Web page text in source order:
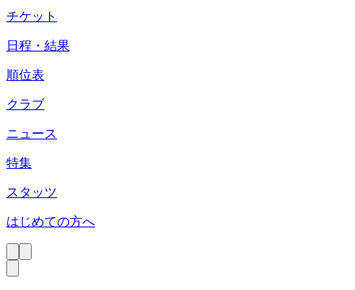
チケット
日程・結果
順位表
クラブ
ニュース
特集
スタッツ
はじめての方へ